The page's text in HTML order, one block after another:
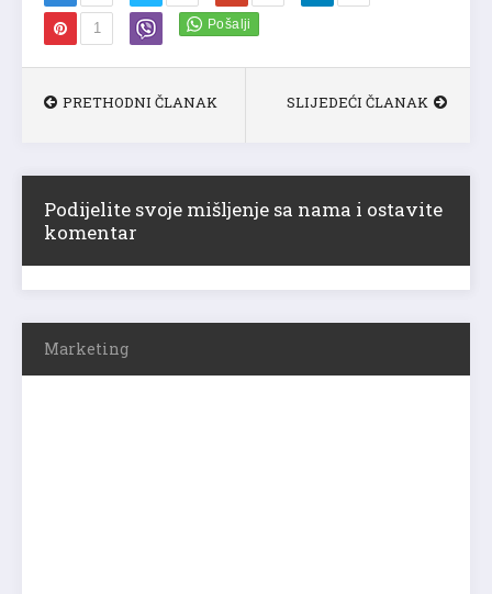
1
PRETHODNI ČLANAK SLIJEDEĆI ČLANAK
Podijelite svoje mišljenje sa nama i ostavite
komentar
Marketing